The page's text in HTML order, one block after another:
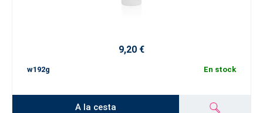
9,20 €
w192g En stock
A la cesta